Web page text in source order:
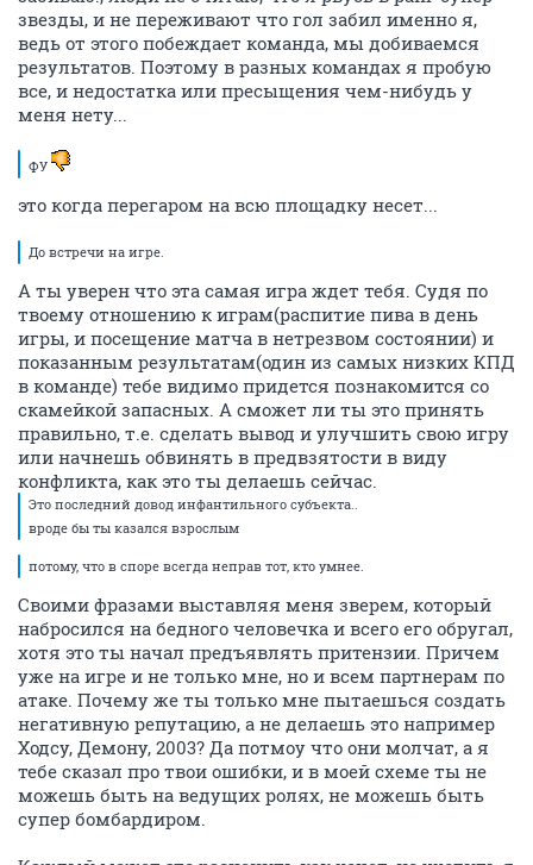
звезды, и не переживают что гол забил именно я,
ведь от этого побеждает команда, мы добиваемся
результатов. Поэтому в разных командах я пробую
все, и недостатка или пресыщения чем-нибудь у
меня нету...
ФУ
это когда перегаром на всю площадку несет...
До встречи на игре.
А ты уверен что эта самая игра ждет тебя. Судя по
твоему отношению к играм(распитие пива в день
игры, и посещение матча в нетрезвом состоянии) и
показанным результатам(один из самых низких КПД
в команде) тебе видимо придется познакомится со
скамейкой запасных. А сможет ли ты это принять
правильно, т.е. сделать вывод и улучшить свою игру
или начнешь обвинять в предвзятости в виду
конфликта, как это ты делаешь сейчас.
Это последний довод инфантильного субъекта..
вроде бы ты казался взрослым
потому, что в споре всегда неправ тот, кто умнее.
Своими фразами выставляя меня зверем, который
набросился на бедного человечка и всего его обругал,
хотя это ты начал предъявлять притензии. Причем
уже на игре и не только мне, но и всем партнерам по
атаке. Почему же ты только мне пытаешься создать
негативную репутацию, а не делаешь это например
Ходсу, Демону, 2003? Да потмоу что они молчат, а я
тебе сказал про твои ошибки, и в моей схеме ты не
можешь быть на ведущих ролях, не можешь быть
супер бомбардиром.